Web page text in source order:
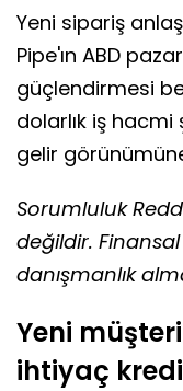
Yeni sipariş
Pipe'ın ABD
güçlendirmesi
dolarlık iş
gelir
Sorumluluk
değildir. Finansal
danışmanlık
Yeni
ihtiyaç